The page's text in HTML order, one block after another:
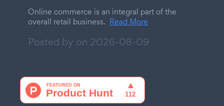
Online commerce is an integral part of the
overall retail business. Read More
Posted by on 2026-08-09